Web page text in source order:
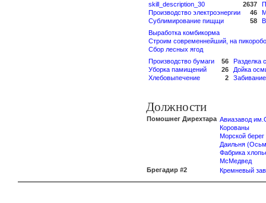
skill_description_30
2637
Производство электроэнергии
46
Сублимирование пищщи
58
Выработка комбикорма
Строим современнейший, на
Сбор лесных ягод
Производство бумаги
56
Уборка памищений
26
Хлебовыпечение
2
Разделка
Дойка
Должности
Помошнег Дирехтара Авиазавод
Корованы
Морской берег
Даильня
Фабрика
McМедвед
Брегадир #2
Кремневый